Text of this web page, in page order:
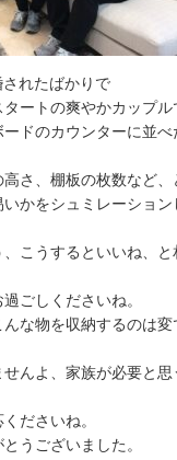
れたばかりで
ートの爽やかカップル
ドのカウンターに並
さ、棚板の枚数など
かをシュミレーショ
こうするといいね、
ごしくださいね。
な物を収納するのは変
んよ、家族が必要と
ださいね。
うございました。